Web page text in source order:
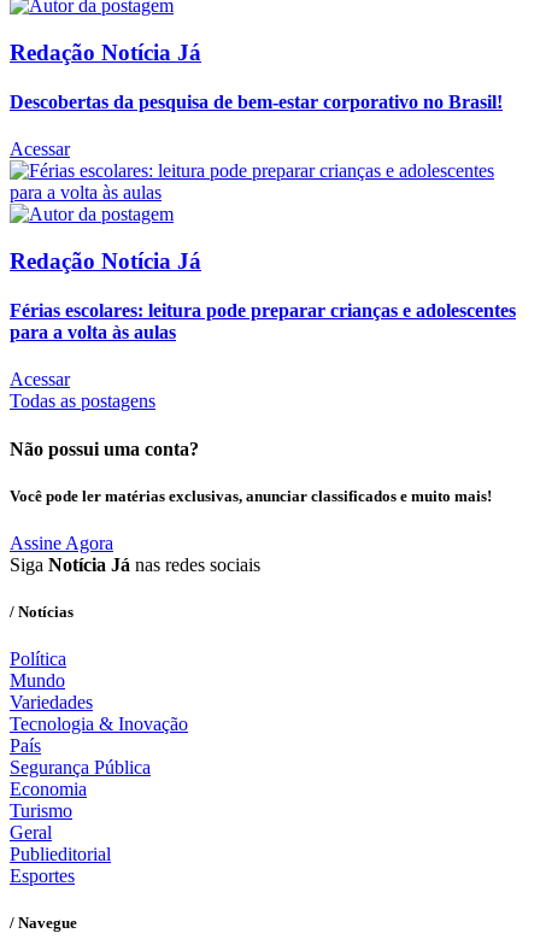
Redação Notícia Já
Descobertas da pesquisa de bem-estar corporativo no Brasil!
Acessar
Redação Notícia Já
Férias escolares: leitura pode preparar crianças e adolescentes
para a volta às aulas
Acessar
Todas as postagens
Não possui uma conta?
Você pode ler matérias exclusivas, anunciar classificados e muito mais!
Assine Agora
Siga Notícia Já nas redes sociais
/ Notícias
Política
Mundo
Variedades
Tecnologia & Inovação
País
Segurança Pública
Economia
Turismo
Geral
Publieditorial
Esportes
/ Navegue